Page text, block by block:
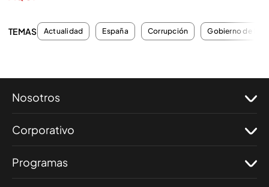
TEMAS Actualidad España Corrupción Gobierno de
Nosotros
Corporativo
Programas